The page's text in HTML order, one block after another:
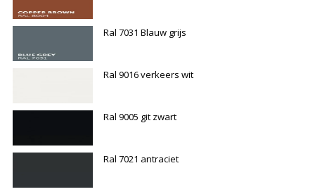
Ral 7031 Blauw grijs
Ral 9016 verkeers wit
Ral 9005 git zwart
Ral 7021 antraciet